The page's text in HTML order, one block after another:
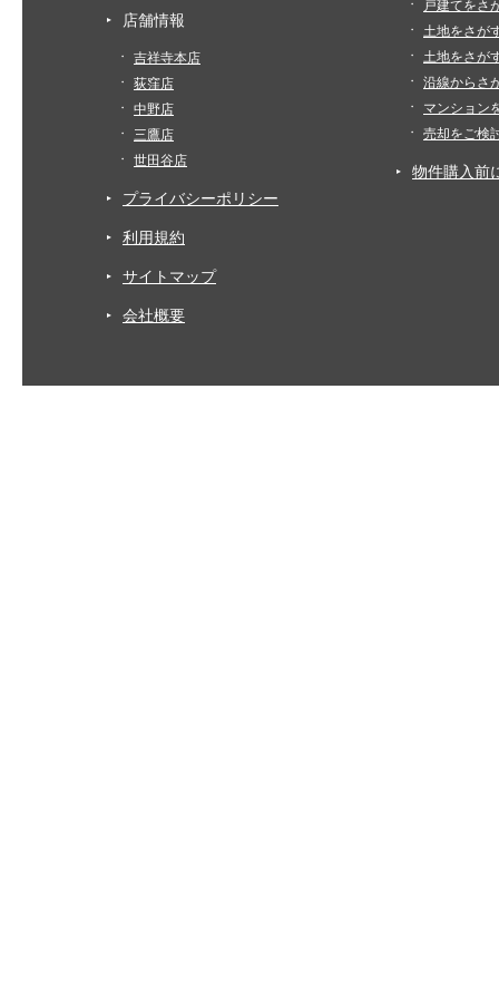
店舗情報
吉祥寺本店
荻窪店
中野店
三鷹店
世田谷店
プライバシーポリシー
利用規約
サイトマップ
会社概要
戸建てをさ
土地をさが
土地をさが
沿線からさ
マンション
売却をご検
物件購入前